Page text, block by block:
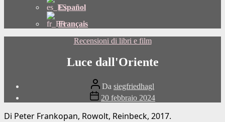
Español
Français
Categorie
Recensioni di libri e film
Luce dall'Oriente
Autore
del
post
Da siegfriedhagl
Data
di
pubblicazione
20 febbraio 2024
Di Peter Frankopan, Rowolt, Reinbeck, 2017.